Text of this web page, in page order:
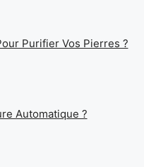
Purifier Vos Pierres ?
Automatique ?